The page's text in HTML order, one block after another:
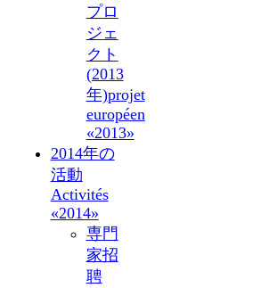
プロ
ジェ
クト
(2013
年)projet
européen
«2013»
2014年の
活動
Activités
«2014»
専門
家招
聘